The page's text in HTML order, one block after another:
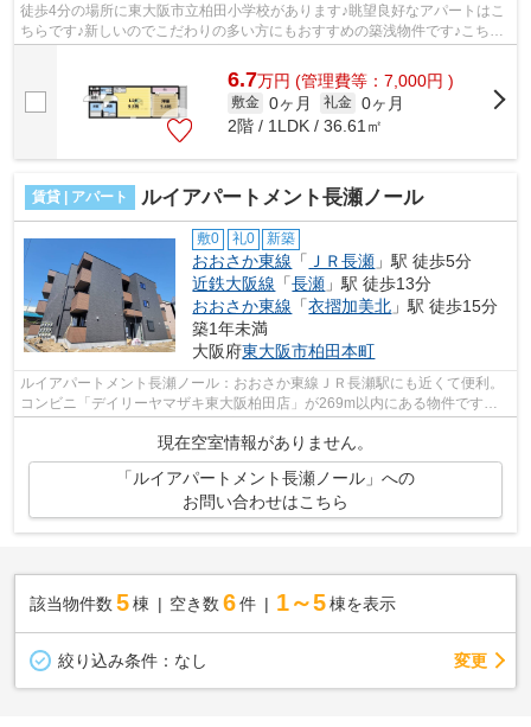
徒歩4分の場所に東大阪市立柏田小学校があります♪眺望良好なアパートはこ
ちらです♪新しいのでこだわりの多い方にもおすすめの築浅物件です♪こちら
6.7万円 (管理費等：7,000円 )
敷金 0ヶ月 礼金 0ヶ月
2階 / 1LDK / 36.61㎡
賃貸 | アパート ルイアパートメント長瀬ノール
敷0 礼0 新築
おおさか東線 「 ＪＲ長瀬 」駅 徒歩5分
近鉄大阪線 「長瀬 」駅 徒歩13分
おおさか東線 「衣摺加美北 」駅 徒歩15分
築1年未満
大阪府東大阪市柏田本町
ルイアパートメント長瀬ノール：おおさか東線ＪＲ長瀬駅にも近くて便利。
コンビニ「デイリーヤマザキ東大阪柏田店」が269m以内にある物件です。
駅まで5分と、駅近でアクセスも良好な物...
現在空室情報がありません。
「ルイアパートメント長瀬ノール」への
お問い合わせはこちら
該当物件数 5棟 空き数 6 件 1～5 棟を表示
絞り込み条件： なし 変更